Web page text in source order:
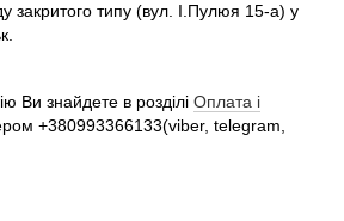
закритого типу (вул. І.Пулюя 15-а) у
Ви знайдете в розділі Оплата і
+380993366133(viber, telegram,